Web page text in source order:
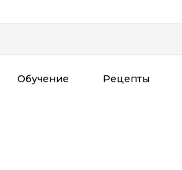
Обучение Рецепты